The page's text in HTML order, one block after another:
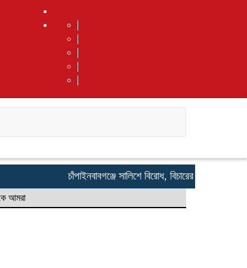
চাঁপাইনবাবগঞ্জে সালিশে বিরোধ, বিচারের দাবিতে
আমরা